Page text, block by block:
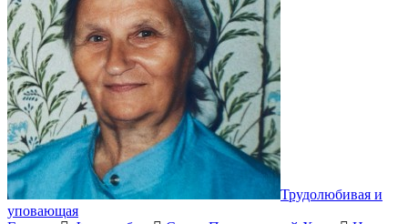
Трудолюбивая и
уповающая